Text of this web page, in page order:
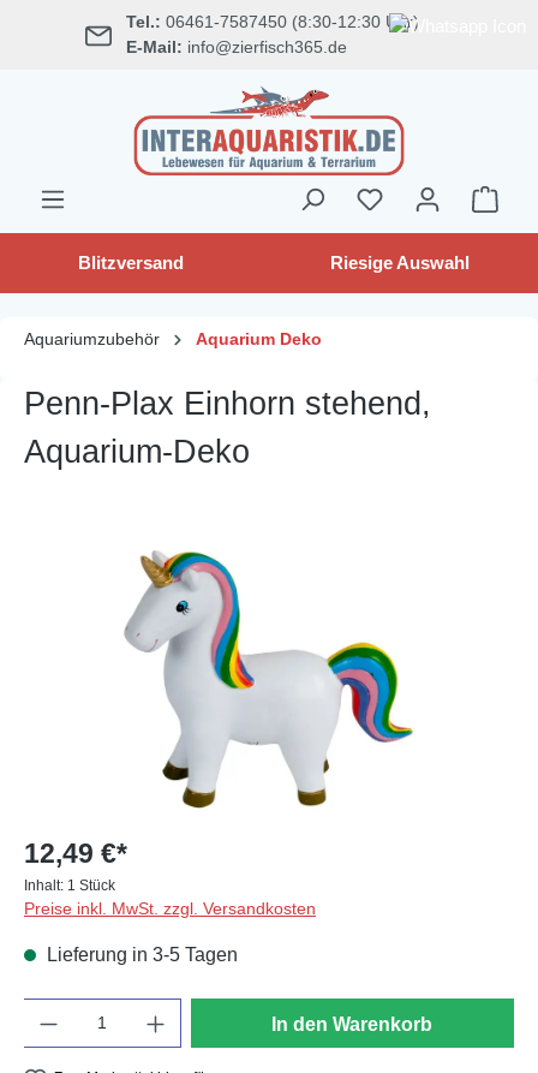
springen Tel.: 06461-7587450 (8:30-12:30 Uhr)
E-Mail: info@zierfisch365.de
Blitzversand Riesige Auswahl
Aquariumzubehör Aquarium Deko
Penn-Plax Einhorn stehend,
Aquarium-Deko
Bildergalerie überspringen
12,49 €*
Inhalt: 1 Stück
Preise inkl. MwSt. zzgl. Versandkosten
Lieferung in 3-5 Tagen
In den Warenkorb